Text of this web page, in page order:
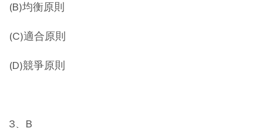
(B)均衡原則
(C)適合原則
(D)競爭原則
3、B